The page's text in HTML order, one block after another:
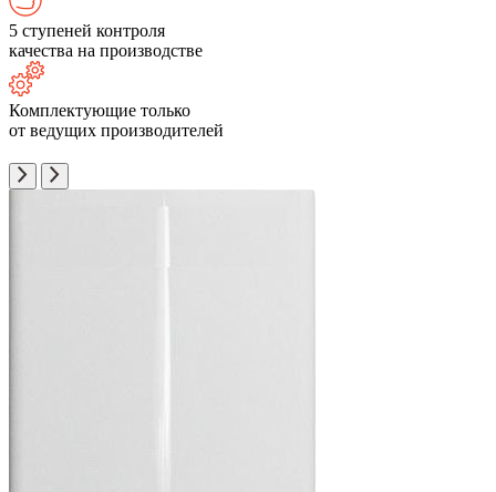
5 ступеней контроля
качества на производстве
Комплектующие только
от ведущих производителей